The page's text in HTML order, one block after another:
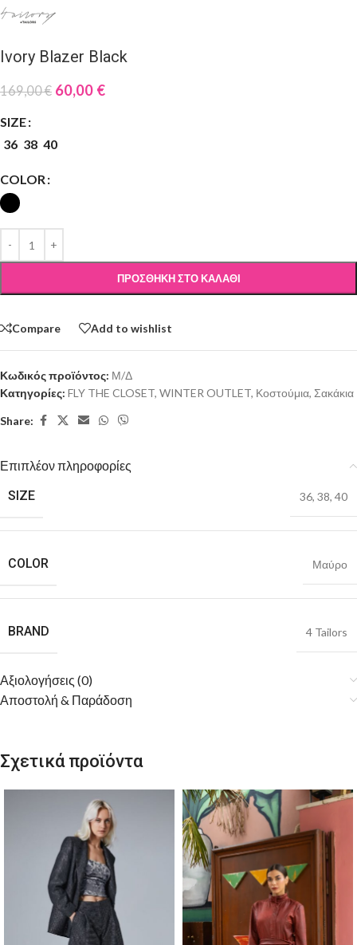
Ivory Blazer Black
169,00€ 60,00 €
SIZE
36 38 40
COLOR
ΠΡΟΣΘΉΚΗ ΣΤΟ ΚΑΛΆΘΙ
Compare Add to wishlist
Κωδικός προϊόντος: Μ/Δ
Κατηγορίες: FLY THE CLOSET, WINTER OUTLET, Κοστούμια, Σακάκια
Share:
Επιπλέον πληροφορίες
SIZE
36, 38, 40
COLOR Μαύρο
BRAND 4 Tailors
Αξιολογήσεις (0)
Αποστολή & Παράδοση
Σχετικά προϊόντα